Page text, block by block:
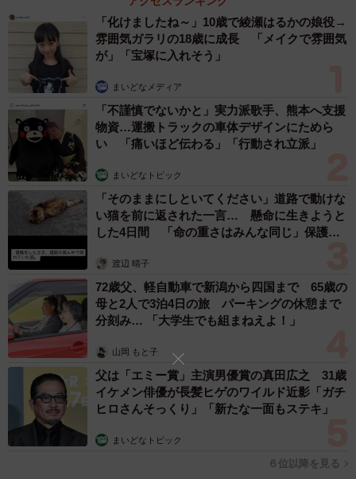
かわいすぎるぜ副蹄（フェリシモ提供）
そしてよっつめは小さな蹄「副蹄（ふくてい）」を刺繍で
再現していること。そして最後は、毛刈り後のすっきりし
た姿です！マニアックなこだわりが随所に施されたぬいぐ
るみ、これはぜひ手に取ってためつすがめつ眺め回したい
「化けましたね～」10歳で綾瀬はるかの娘役→
雰囲気ガラリの18歳に成長 「メイクで雰囲気
が」「宝塚に入れそう」
まいどなメディア
「不謹慎でないかと」実力派歌手、熊本へ支援
物資…運搬トラックの車体デザインにためら
い 「痛いほど伝わる」「行動され立派」
まいどなトピック
「そのままにしといてください」道路で動けな
い猫を前に返された一言… 懸命に生きようと
した4日間 「命の重さはみんな同じ」保護団
渡辺 晴子
72歳父、軽自動車で新潟から四国まで 65歳の
母と2人で3泊4日の旅 パーキングの休憩まで
分刻み… 「大学生でも組まねえよ！」
山岡 もと子
父は「エミー賞」主演男優賞の真田広之 31歳
イケメン俳優が長髪ヒゲのワイルド近影「ガチ
ヒロさんそっくり」「新たな一面もステキ」
まいどなトピック
６位以降を見る